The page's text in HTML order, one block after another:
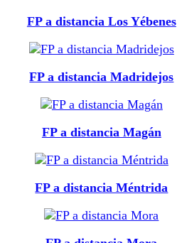
FP a distancia Los Yébenes
FP a distancia Madridejos
FP a distancia Magán
FP a distancia Méntrida